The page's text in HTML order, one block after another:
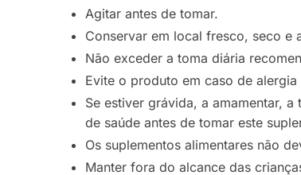
Agitar antes de tomar.
Conservar em local fresco, seco e
Não exceder a toma diária
Evite o produto em caso de
Se estiver grávida, a amamentar,
de saúde antes de tomar este
Os suplementos alimentares não
Manter fora do alcance das